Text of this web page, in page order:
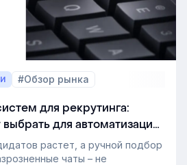
#Обзор рынка
для рекрутинга:
для автоматизации
растет, а ручной подбор
чаты – не